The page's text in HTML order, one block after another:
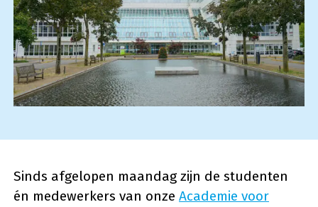
Sinds afgelopen maandag zijn de studenten
én medewerkers van onze Academie voor